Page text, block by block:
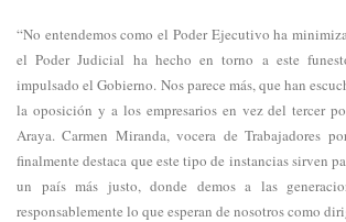
“No entendemos como el Poder Ejecutivo ha
el Poder Judicial ha hecho en torno a este
impulsado el Gobierno. Nos parece más, que han
la oposición y a los empresarios en vez del tercer
Araya. Carmen Miranda, vocera de Trabajadores
finalmente destaca que este tipo de instancias sirven
un país más justo, donde demos a las
responsablemente lo que esperan de nosotros como